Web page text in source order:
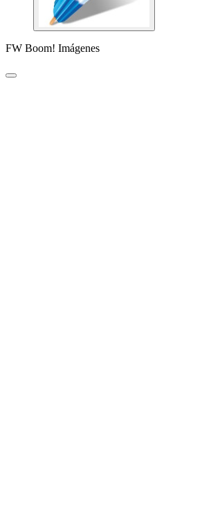
FW Boom! Imágenes